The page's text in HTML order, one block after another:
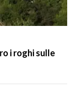
i roghi sulle